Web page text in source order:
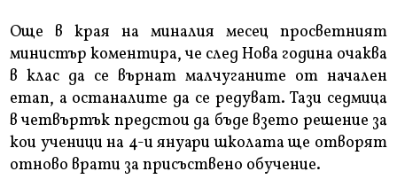
Още в края на миналия месец просветният
министър коментира, че след Нова година очаква
в клас да се върнат малчуганите от начален
етап, а останалите да се редуват. Тази седмица
в четвъртък предстои да бъде взето решение за
кои ученици на 4-и януари школата ще отворят
отново врати за присъствено обучение.